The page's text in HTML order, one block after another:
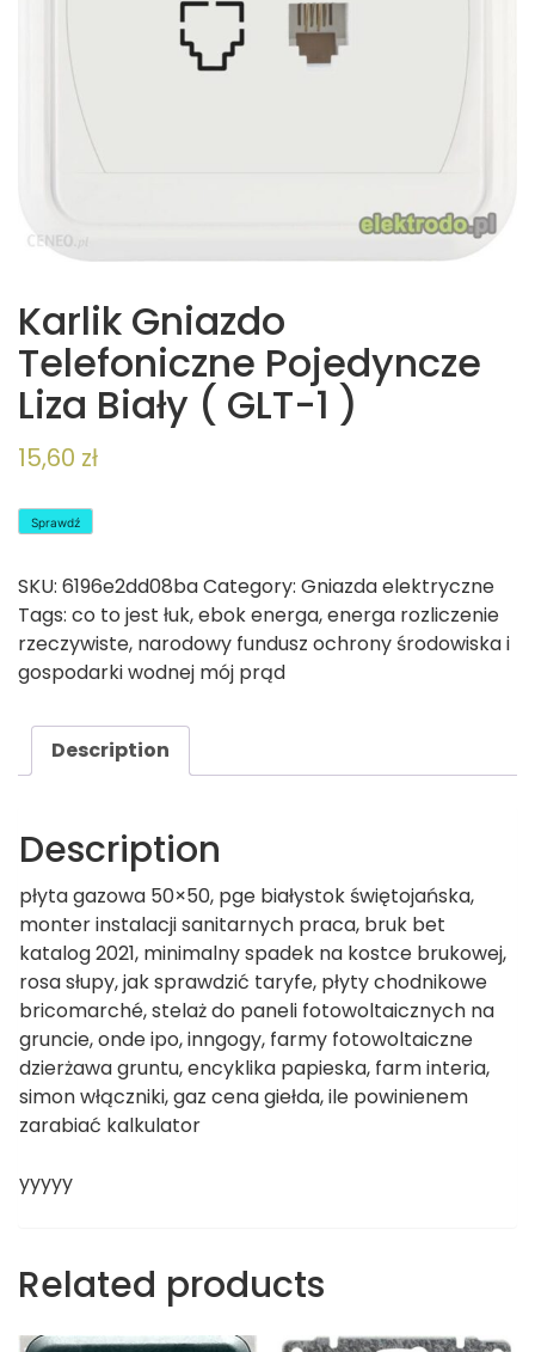
Karlik Gniazdo
Telefoniczne Pojedyncze
Liza Biały ( GLT-1 )
15,60 zł
Sprawdź
SKU: 6196e2dd08baCategory: Gniazda elektryczne
Tags: co to jest łuk,ebok energa,energa rozliczenie
rzeczywiste, narodowy fundusz ochrony środowiska i
gospodarki wodnej mój prąd
Description
Description
płyta gazowa 50×50, pge białystok świętojańska,
monter instalacji sanitarnych praca, bruk bet
katalog 2021, minimalny spadek na kostce brukowej,
rosa słupy, jak sprawdzić taryfe, płyty chodnikowe
bricomarché, stelaż do paneli fotowoltaicznych na
gruncie, onde ipo, inngogy, farmy fotowoltaiczne
dzierżawa gruntu, encyklika papieska, farm interia,
simon włączniki, gaz cena giełda, ile powinienem
zarabiać kalkulator
yyyyy
Related products